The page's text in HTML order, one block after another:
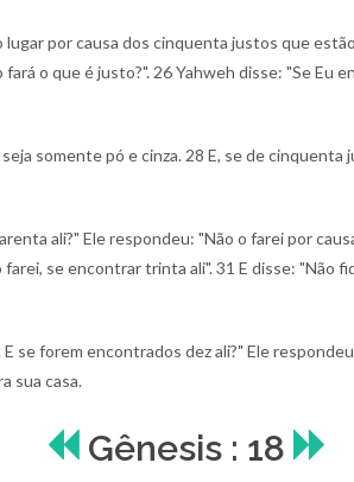
por causa dos cinquenta justos que
o que é justo?". 26 Yahweh disse: "Se Eu
somente pó e cinza. 28 E, se de cinquenta
ali?" Ele respondeu: "Não o farei por
farei, se encontrar trinta ali".31 E disse: "Não
se forem encontrados dez ali?" Ele
sua casa.
Gênesis : 18